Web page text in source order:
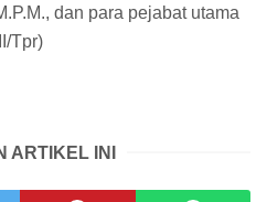
dan para pejabat utama
Tpr)
ARTIKEL INI